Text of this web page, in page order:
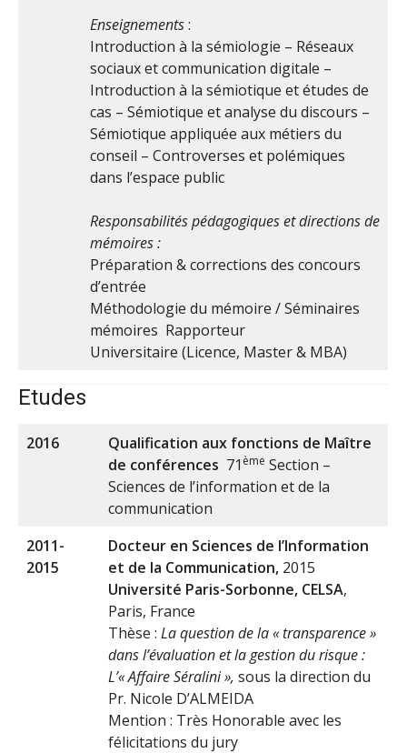
Enseignements:
Introduction à la sémiologie – Réseaux
sociaux et communication digitale –
Introduction à la sémiotique et études de
cas – Sémiotique et analyse du discours –
Sémiotique appliquée aux métiers du
conseil – Controverses et polémiques
dans l’espace public
Responsabilités pédagogiques et directions de
mémoires :
Préparation & corrections des concours
d’entrée
Méthodologie du mémoire / Séminaires
mémoires Rapporteur
Universitaire (Licence, Master & MBA)
Etudes
2016
Qualification aux fonctions de Maître
de conférences 71 ème Section –
Sciences de l’information et de la
communication
2011-
2015
Docteur en Sciences de l’Information
et de la Communication, 2015
Université Paris-Sorbonne, CELSA,
Paris, France
Thèse : La question de la « transparence »
dans l’évaluation et la gestion du risque :
L’« Affaire Séralini », sous la direction du
Pr. Nicole D’ALMEIDA
Mention : Très Honorable avec les
félicitations du jury